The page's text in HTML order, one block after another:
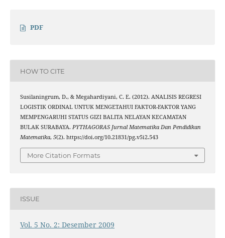
PDF
HOW TO CITE
Susilaningrum, D., & Megahardiyani, C. E. (2012). ANALISIS REGRESI
LOGISTIK ORDINAL UNTUK MENGETAHUI FAKTOR-FAKTOR YANG
MEMPENGARUHI STATUS GIZI BALITA NELAYAN KECAMATAN
BULAK SURABAYA. PYTHAGORAS Jurnal Matematika Dan Pendidikan
Matematika, 5(2). https://doi.org/10.21831/pg.v5i2.543
More Citation Formats
ISSUE
Vol. 5 No. 2: Desember 2009